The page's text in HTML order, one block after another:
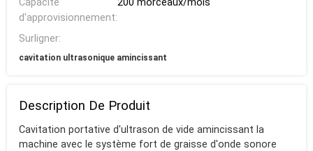
Capacité
d'approvisionnement:
200 morceaux/mois
Surligner:
cavitation ultrasonique amincissant
Description De Produit
Cavitation portative d'ultrason de vide amincissant la
machine avec le système fort de graisse d'onde sonore